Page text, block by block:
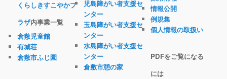
くらしきすこやかプ
ラザ内事業一覧
倉敷児童館
有城荘
倉敷市ふじ園
児島障がい者支援セ
ンター
玉島障がい者支援セ
ンター
水島障がい者支援セ
ンター
倉敷市憩の家
情報公開
例規集
個人情報の取扱い
PDFをご覧になる
には